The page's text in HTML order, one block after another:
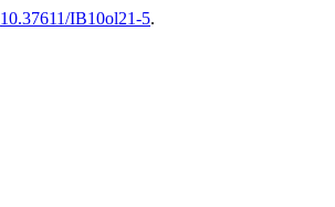
10.37611/IB10ol21-5.